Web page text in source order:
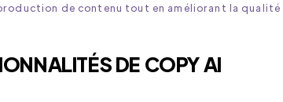
de contenu tout en améliorant la qualité
DE COPY AI